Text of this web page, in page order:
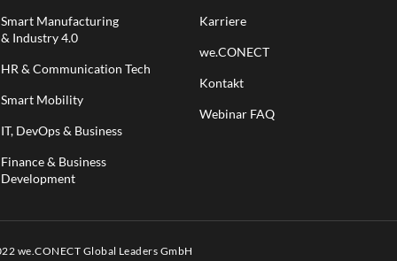
Smart Manufacturing
& Industry 4.0
HR & Communication Tech
Smart Mobility
IT, DevOps & Business
Finance & Business
Development
Karriere
we.CONECT
Kontakt
Webinar FAQ
we.CONECT Global Leaders GmbH